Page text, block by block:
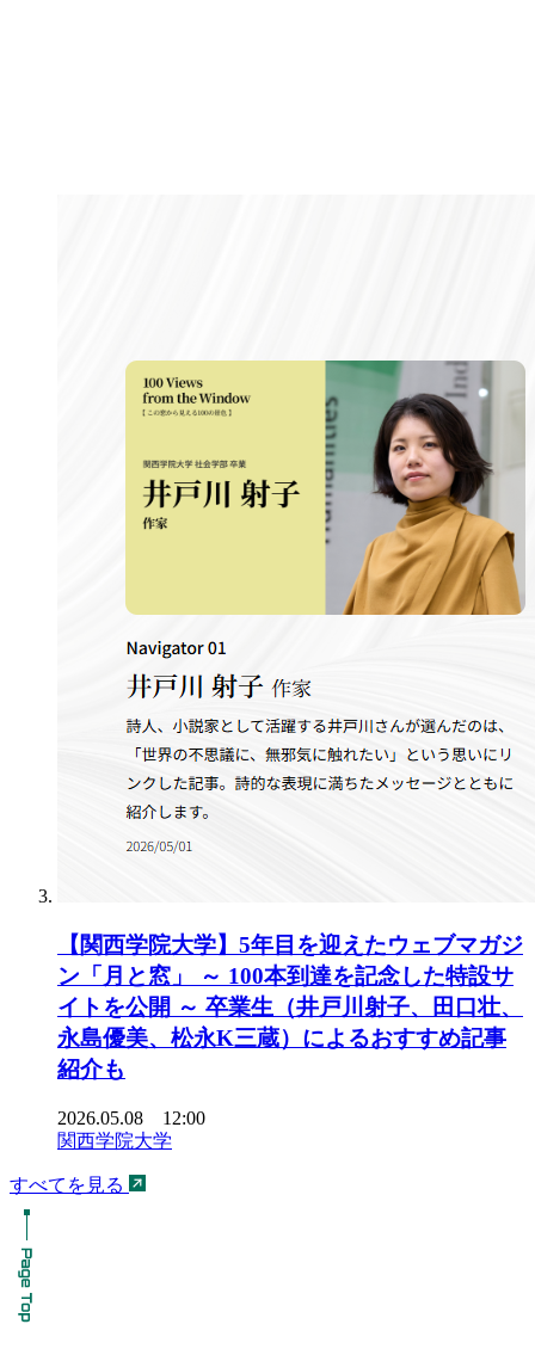
【関西学院大学】5年目を迎えたウェブマガジ
ン「月と窓」 ～ 100本到達を記念した特設サ
イトを公開 ～ 卒業生（井戸川射子、田口壮、
永島優美、松永K三蔵）によるおすすめ記事
紹介も
2026.05.08 12:00
関西学院大学
すべてを見る